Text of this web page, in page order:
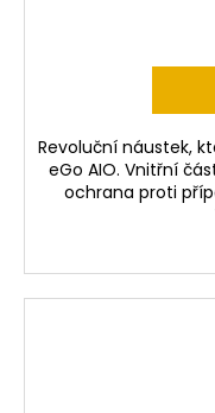
Revoluční náustek,
eGo AIO. Vnitřní
ochrana proti